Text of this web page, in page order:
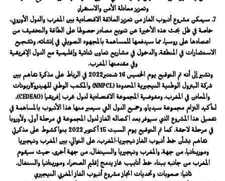
وتعزيز معادلة الأمن والاستقرار.
7. سيمكن مشروع أنبوب الغاز من تعزيز العلاقة الاقتصادية بين المغرب والدول الأوروبي،
خاصة في ظل بحث هذه الأخيرة عن تنويع مصادر حصولها على الطاقة والتخفيف من
اعتمادها على روسيا، مما سيدفعها للمساهمة بالمجهود التمويلي في إنشائه، وتشجيع
الاستثمارات في المنطقة، والدخول في مشاريع تعاون ثنائية وإقليمية مع الدول الإفريقية
وفي مقدمتها المغرب.
ونشير إلى أنه تم التوقيع يوم الخميس 16 شتنبر2022 في الرباط على مذكرة تفاهم بين
شركة البترول الوطنية النيجيرية المحدودة (NNPCL) والمكتب الوطني للهيدروكاربونات
والمعادن في المغرب، ومفوضية المجموعة الاقتصادية لدول غرب إفريقيا (CEDEAO)،
لتأكيد التزام مجموعة سيدياو، وجميع الدول التي سيعبر منها هذا الأنبوب بالمساهمة في
تفعيل هذا المشروع الذي سيوفر بعد اكتماله الغاز لدول المجموعة في مرحلة أولى، ولأوروبا
في مرحلة لاحقة. كما تم التوقيع يوم السبت 15 أكتوبر 2022 بنواكشوط على مذكرتي
تفاهم بشأن خط أنبوب الغاز نيجيريا-المغرب، على التوالي، بين المغرب ونيجيريا
وموريتانيا، من جهة، والمغرب ونيجيريا والسينغال، من جهة أخرى، حيث سيقوم
المغرب من جانبه ببناء خط أنابيب غاز يدمج إقليم الصحراء وموريتانيا والسنغال.
ثانيا: صعوبات وتحديات انجاز مشروع أنبوب الغاز المغربي النيجيري